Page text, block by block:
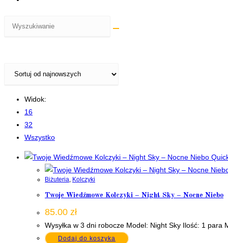
Widok:
16
32
Wszystko
Biżuteria, Kolczyki
Twoje Wiedźmowe Kolczyki – Night Sky – Nocne Niebo
85.00 zł
Wysyłka w 3 dni robocze Model: Night Sky Ilość: 1 para
Dodaj do koszyka